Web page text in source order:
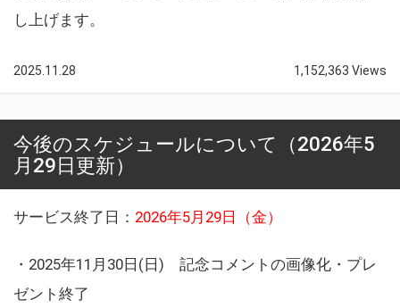
し上げます。
2025.11.28 1,152,363 Views
今後のスケジュールについて（2026年5
月29日更新）
サービス終了日： 2026年5月29日（金）
・2025年11月30日(日) 記念コメントの画像化・プレ
ゼント終了